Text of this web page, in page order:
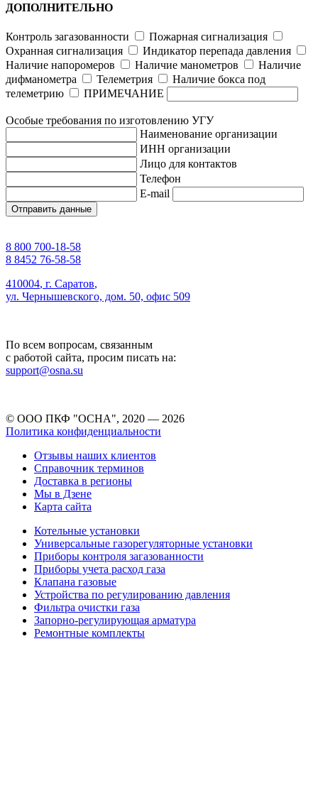
ДОПОЛНИТЕЛЬНО
Контроль загазованности
Пожарная сигнализация
Охранная сигнализация
Индикатор перепада давления
Наличие напоромеров
Наличие манометров
Наличие
дифманометра
Телеметрия
Наличие бокса под
телеметрию
ПРИМЕЧАНИЕ
Особые требования по изготовлению УГУ
Наименование организации
ИНН организации
Лицо для контактов
Телефон
E-mail
Отправить данные
8 800 700-18-58
8 8452 76-58-58
410004, г. Саратов,
ул. Чернышевского, дом. 50, офис 509
По всем вопросам, связанным
с работой сайта, просим писать на:
support@osna.su
© ООО ПКФ "ОСНА", 2020 — 2026
Политика конфиденциальности
Отзывы наших клиентов
Справочник терминов
Доставка в регионы
Мы в Дзене
Карта сайта
Котельные установки
Универсальные газорегуляторные установки
Приборы контроля загазованности
Приборы учета расход газа
Клапана газовые
Устройства по регулированию давления
Фильтра очистки газа
Запорно-регулирующая арматура
Ремонтные комплекты